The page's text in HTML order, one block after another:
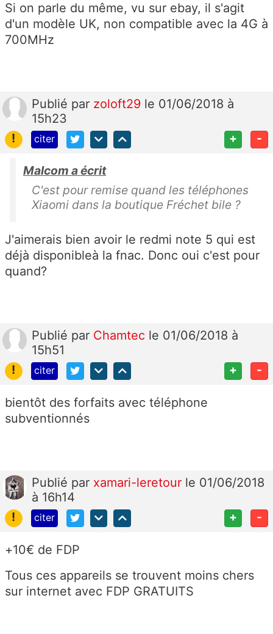
Si on parle du même, vu sur ebay, il s'agit
d'un modèle UK, non compatible avec la 4G à
700MHz
Publié par zoloft29 le 01/06/2018 à
15h23
!
citer + -
Malcom a écrit
C'est pour remise quand les téléphones
Xiaomi dans la boutique Fréchet bile ?
J'aimerais bien avoir le redmi note 5 qui est
déjà disponibleà la fnac. Donc oui c'est pour
quand?
Publié par Chamtec le 01/06/2018 à
15h51
!
citer + -
bientôt des forfaits avec téléphone
subventionnés
Publié par xamari-leretour le 01/06/2018
à 16h14
!
citer + -
+10€ de FDP
Tous ces appareils se trouvent moins chers
sur internet avec FDP GRATUITS